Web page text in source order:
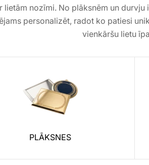
lietām nozīmi. No plāksnēm un
personalizēt, radot ko patiesi
vienkāršu lietu
PLĀKSNES